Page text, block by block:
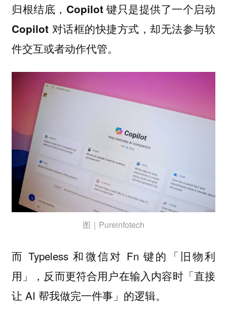
归根结底， Copilot 键只是提供了一个启动
Copilot 对话框的快捷方式，却无法参与软
件交互或者动作代管。
图｜Pureinfotech
而 Typeless 和微信对 Fn 键的「旧物利
用」，反而更符合用户在输入内容时「直接
让 AI 帮我做完一件事」的逻辑。